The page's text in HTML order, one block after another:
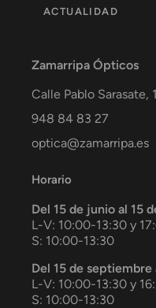
ACTUALIDAD
Zamarripa Ópticos
Calle Pablo Sarasate,
948 84 83 27
optica@zamarripa.es
Horario
Del 15 de junio al 15
L-V: 10:00-13:30 y
S: 10:00-13:30
Del 15 de septiembre
L-V: 10:00-13:30 y
S: 10:00-13:30